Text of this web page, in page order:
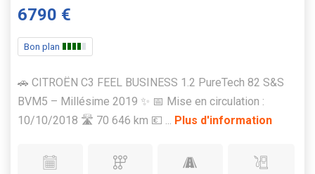
6790 €
Bon plan
🚗 CITROËN C3 FEEL BUSINESS 1.2 PureTech 82 S&S
BVM5 – Millésime 2019 ✨ 📅 Mise en circulation :
10/10/2018 🛣️ 70 646 km 💶 ... Plus d'information